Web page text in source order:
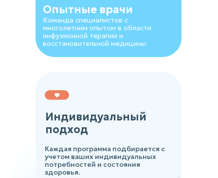
Опытные врачи
Команда специалистов с
многолетним опытом в области
инфузионной терапии и
восстановительной медицины
Индивидуальный
подход
Каждая программа подбирается с
учетом ваших индивидуальных
потребностей и состояния
здоровья.